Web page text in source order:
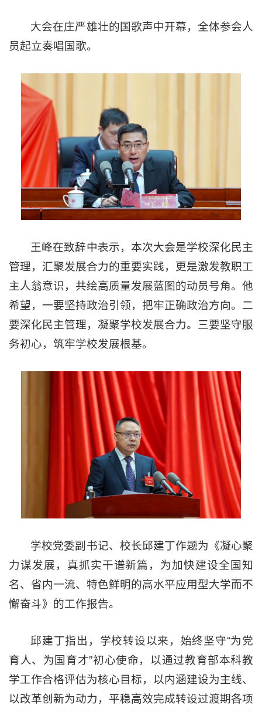
大会在庄严雄壮的国歌声中开幕，全体参会人
员起立奏唱国歌。
王峰在致辞中表示，本次大会是学校深化民主
管理，汇聚发展合力的重要实践，更是激发教职工
主人翁意识，共绘高质量发展蓝图的动员号角。他
希望，一要坚持政治引领，把牢正确政治方向。二
要深化民主管理，凝聚学校发展合力。三要坚守服
务初心，筑牢学校发展根基。
学校党委副书记、校长邱建丁作题为《凝心聚
力谋发展，真抓实干谱新篇，为加快建设全国知
名、省内一流、特色鲜明的高水平应用型大学而不
懈奋斗》的工作报告。
邱建丁指出，学校转设以来，始终坚守“为党
育人、为国育才”初心使命，以通过教育部本科教
学工作合格评估为核心目标，以内涵建设为主线、
以改革创新为动力，平稳高效完成转设过渡期各项